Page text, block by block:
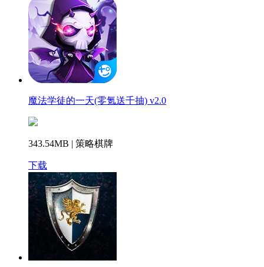
魔法学徒的一天(零氪送千抽) v2.0
343.54MB | 策略棋牌
下载